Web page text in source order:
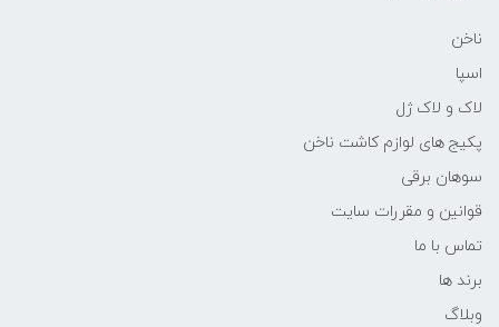
ناخن
اسپا
لاک و لاک ژل
پکیج های لوازم کاشت ناخن
سوهان برقی
قوانین و مقررات سایت
تماس با ما
برند ها
وبلاگ